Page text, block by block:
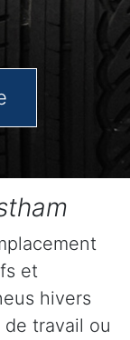
et
hivers
travail ou